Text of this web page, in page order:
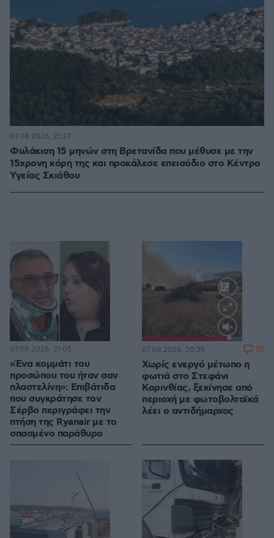
Φυλάκιση 15 μηνών στη Βρετανίδα που μέθυσε με την
15χρονη κόρη της και προκάλεσε επεισόδιο στο Κέντρο
Υγείας Σκιάθου
07.08.2026, 21:27
«Ένα κομμάτι του
προσώπου του ήταν σαν
πλαστελίνη»: Επιβάτιδα
που συγκράτησε τον
Σέρβο περιγράφει την
πτήση της Ryanair με το
σπασμένο παράθυρο
07.08.2026, 21:05
Loaded:
100.00%
Χωρίς ενεργό μέτωπο η
φωτιά στο Στεφάνι
Κορινθίας, ξεκίνησε από
περιοχή με φωτοβολταϊκά
λέει ο αντιδήμαρχος
07.08.2026, 20:25 35